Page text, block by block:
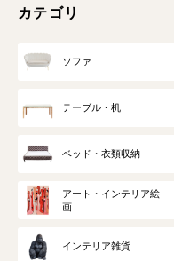
カテゴリ
ソファ
テーブル・机
ベッド・衣類収納
アート・インテリア絵
画
インテリア雑貨